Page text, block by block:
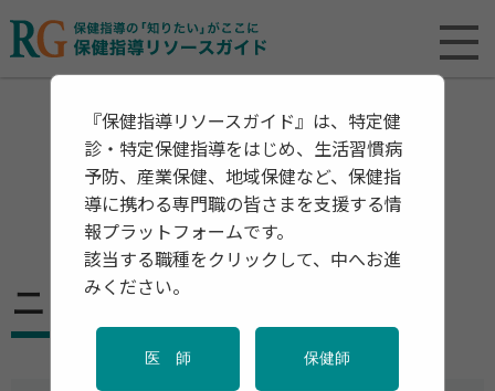
ニュース ー 栄養
『保健指導リソースガイド』は、特定健
診・特定保健指導をはじめ、生活習慣病
予防、産業保健、地域保健など、保健指
導に携わる専門職の皆さまを支援する情
報プラットフォームです。
該当する職種をクリックして、中へお進
みください。
医 師 保健師